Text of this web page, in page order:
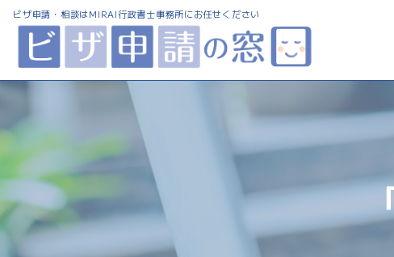
ビザ申請・相談はMIRAI行政書士事務所にお任せください